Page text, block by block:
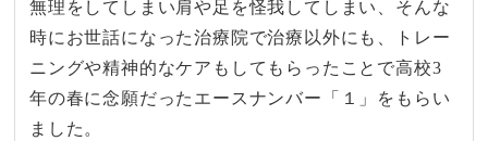
無理をしてしまい肩や足を怪我してしまい、そんな
時にお世話になった治療院で治療以外にも、トレー
ニングや精神的なケアもしてもらったことで高校3
年の春に念願だったエースナンバー「１」をもらい
ました。